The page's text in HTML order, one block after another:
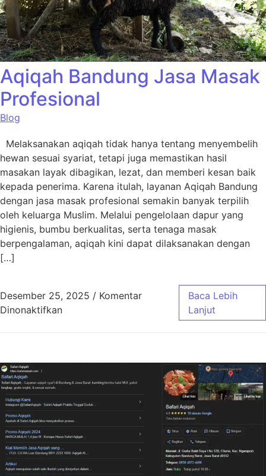
Aqiqah Bandung Jasa Masak
Profesional
Blog
Melaksanakan aqiqah tidak hanya tentang menyembelih
hewan sesuai syariat, tetapi juga memastikan hasil
masakan layak dibagikan, lezat, dan memberi kesan baik
kepada penerima. Karena itulah, layanan Aqiqah Bandung
dengan jasa masak profesional semakin banyak terpilih
oleh keluarga Muslim. Melalui pengelolaan dapur yang
higienis, bumbu berkualitas, serta tenaga masak
berpengalaman, aqiqah kini dapat dilaksanakan dengan
[…]
Desember 25, 2025 / Komentar
Dinonaktifkanpada Aqiqah Bandung Jasa Masak
Baca Lebih
Lanjut